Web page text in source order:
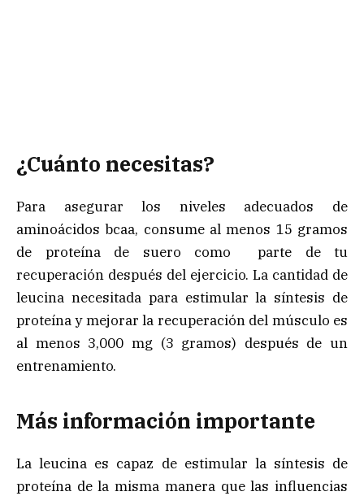
¿Cuánto necesitas?
Para asegurar los niveles adecuados de
aminoácidos bcaa, consume al menos 15 gramos
de proteína de suero como parte de tu
recuperación después del ejercicio. La cantidad de
leucina necesitada para estimular la síntesis de
proteína y mejorar la recuperación del músculo es
al menos 3,000 mg (3 gramos) después de un
entrenamiento.
Más información importante
La leucina es capaz de estimular la síntesis de
proteína de la misma manera que las influencias